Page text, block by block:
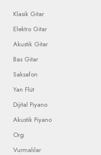
Klasik Gitar
Elektro Gitar
Akustik Gitar
Bas Gitar
Saksafon
Yan Flüt
Dijital Piyano
Akustik Piyano
Org
Vurmalılar